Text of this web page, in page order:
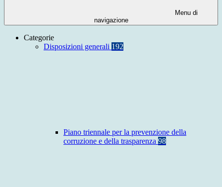
Menu di
navigazione
Categorie
Disposizioni generali 192
Piano triennale per la prevenzione della
corruzione e della trasparenza 98